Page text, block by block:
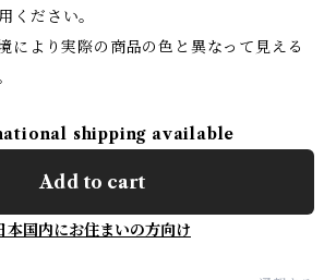
ください。
により実際の商品の色と異なって見える
shipping available
Add to cart
本国内にお住まいの方向け